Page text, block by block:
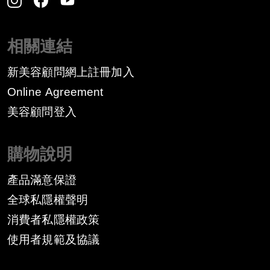
相關連結
新美容顧問網上註冊加入
Online Agreement
美容顧問登入
購物說明
產品滿意保證
全球私隱權聲明
消費者私隱權政策
​使用者規範及協議